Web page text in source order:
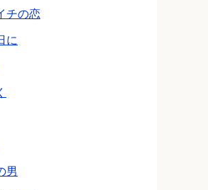
チの恋
に
男